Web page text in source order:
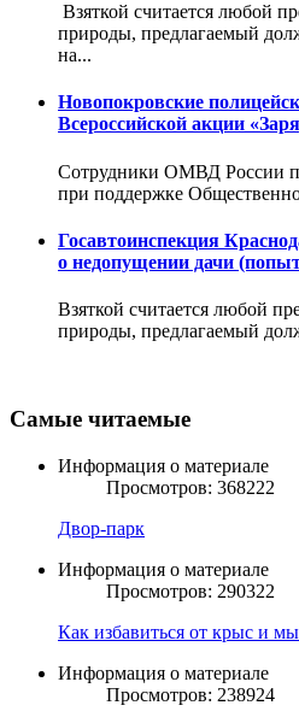
Взяткой считается любой
природы, предлагаемый
на...
Новопокровские
Всероссийской акции
Сотрудники ОМВД России
при поддержке
Госавтоинспекция
о недопущении дачи
Взяткой считается любой
природы, предлагаемый
Самые читаемые
Информация о материале
Просмотров: 368222
Двор-парк
Информация о материале
Просмотров: 290322
Как избавиться от крыс и
Информация о материале
Просмотров: 238924